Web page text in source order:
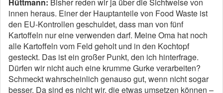
innen heraus. Einer der Hauptanteile von Food Waste ist
den EU-Kontrollen geschuldet, dass man von fünf
Kartoffeln nur eine verwenden darf. Meine Oma hat noch
alle Kartoffeln vom Feld geholt und in den Kochtopf
gesteckt. Das ist ein großer Punkt, den ich hinterfrage.
Dürfen wir nicht auch eine krumme Gurke verarbeiten?
Schmeckt wahrscheinlich genauso gut, wenn nicht sogar
besser. Da sind es nicht wir, die etwas umsetzen können –